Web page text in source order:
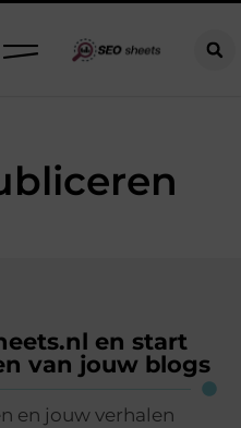
en start
van jouw blogs
en jouw verhalen